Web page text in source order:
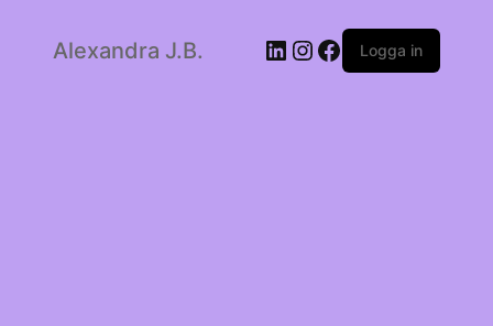
Alexandra J.B. LinkedIn
Instagram
Facebook
Logga in